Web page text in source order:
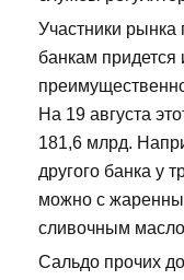
Участники рынка
банкам придется
На 19 августа
181,6 млрд.
другого банка у
можно с
сливочным
Сальдо прочих